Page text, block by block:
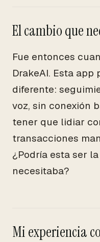
El cambio que
Fue entonces
DrakeAI. Esta
diferente:
voz, sin conexión
tener que lidiar
transacciones
¿Podría esta ser
necesitaba?
Mi experiencia